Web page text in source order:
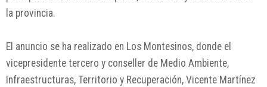
la provincia.
El anuncio se ha realizado en Los Montesinos, donde el
vicepresidente tercero y conseller de Medio Ambiente,
Infraestructuras, Territorio y Recuperación, Vicente Martínez